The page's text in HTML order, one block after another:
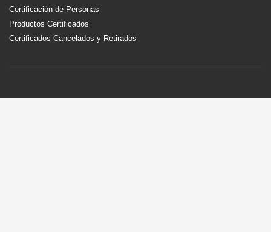
Certificación de Personas
Productos Certificados
Certificados Cancelados y Retirados